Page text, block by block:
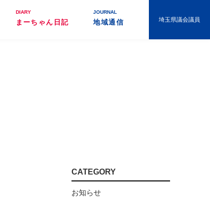
DIARY
まーちゃん日記
JOURNAL
地域通信 埼玉県議会議員
CATEGORY
お知らせ